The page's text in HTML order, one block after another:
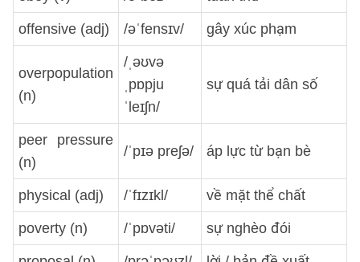
offensive (adj) /əˈfensɪv/ gây xúc phạm
overpopulation
(n)
/ˌəʊvə
ˌpɒpju
ˈleɪʃn/
sự quá tải dân số
peer pressure
(n)
/ˈpɪə preʃə/ áp lực từ bạn bè
physical (adj) /ˈfɪzɪkl/ về mặt thể chất
poverty (n) /ˈpɒvəti/ sự nghèo đói